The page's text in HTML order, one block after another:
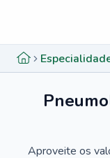
Aproveite os